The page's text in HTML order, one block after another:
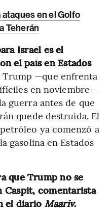
en el Golfo
Teherán
Israel es el
el país en Estados
Trump —que enfrenta
en noviembre—
guerra antes de que
quede destruida. El
ya comenzó a
gasolina en Estados
que Trump no se
Caspit, comentarista
el diario Maariv.